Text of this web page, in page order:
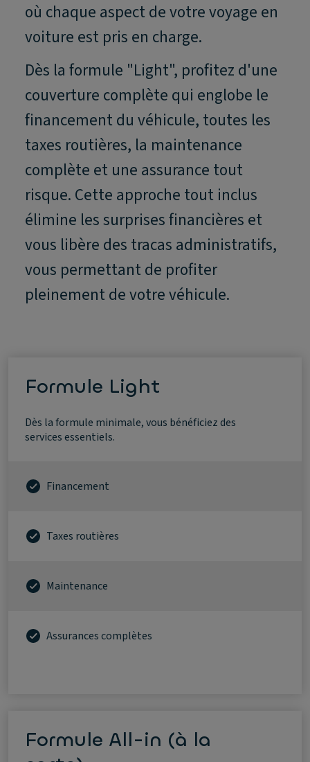
où chaque aspect de votre voyage en
voiture est pris en charge.
Dès la formule "Light", profitez d'une
couverture complète qui englobe le
financement du véhicule, toutes les
taxes routières, la maintenance
complète et une assurance tout
risque. Cette approche tout inclus
élimine les surprises financières et
vous libère des tracas administratifs,
vous permettant de profiter
pleinement de votre véhicule.
Formule Light
Dès la formule minimale, vous bénéficiez des
services essentiels.
Financement
Taxes routières
Maintenance
Assurances complètes
Formule All-in (à la